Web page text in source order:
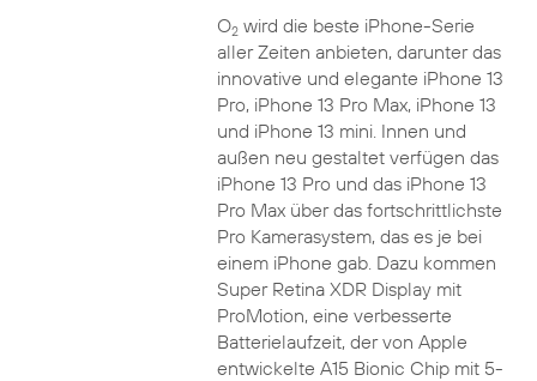
O2wird die beste iPhone-Serie
aller Zeiten anbieten, darunter das
innovative und elegante iPhone 13
Pro, iPhone 13 Pro Max, iPhone 13
und iPhone 13 mini. Innen und
außen neu gestaltet verfügen das
iPhone 13 Pro und das iPhone 13
Pro Max über das fortschrittlichste
Pro Kamerasystem, das es je bei
einem iPhone gab. Dazu kommen
Super Retina XDR Display mit
ProMotion, eine verbesserte
Batterielaufzeit, der von Apple
entwickelte A15 Bionic Chip mit 5-